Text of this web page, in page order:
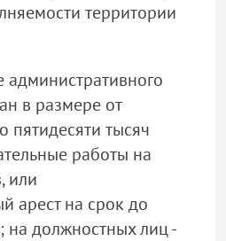
территории
административного
в размере от
пятидесяти тысяч
работы на
или
арест на срок до
на должностных лиц -